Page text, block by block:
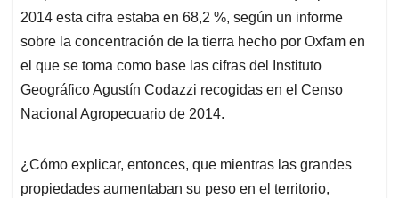
2014 esta cifra estaba en 68,2 %, según un informe
sobre la concentración de la tierra hecho por Oxfam en
el que se toma como base las cifras del Instituto
Geográfico Agustín Codazzi recogidas en el Censo
Nacional Agropecuario de 2014.
¿Cómo explicar, entonces, que mientras las grandes
propiedades aumentaban su peso en el territorio,